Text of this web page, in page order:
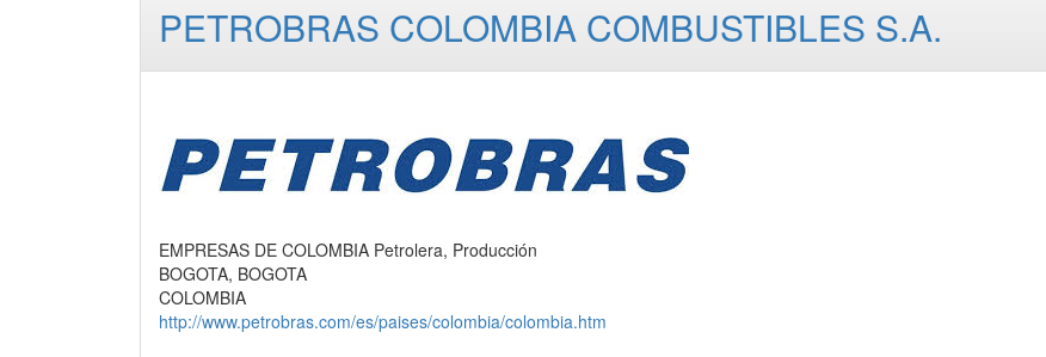
PETROBRAS COLOMBIA COMBUSTIBLES S.A.
EMPRESAS DE COLOMBIA Petrolera, Producción
BOGOTA, BOGOTA
COLOMBIA
http://www.petrobras.com/es/paises/colombia/colombia.htm